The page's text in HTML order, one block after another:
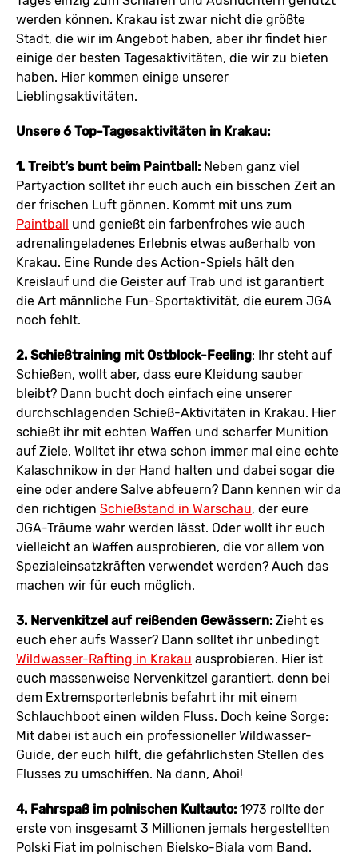
werden können. Krakau ist zwar nicht die größte
Stadt, die wir im Angebot haben, aber ihr findet hier
einige der besten Tagesaktivitäten, die wir zu bieten
haben. Hier kommen einige unserer
Lieblingsaktivitäten.
Unsere 6 Top-Tagesaktivitäten in Krakau:
1. Treibt’s bunt beim Paintball: Neben ganz viel
Partyaction solltet ihr euch auch ein bisschen Zeit an
der frischen Luft gönnen. Kommt mit uns zum
Paintball und genießt ein farbenfrohes wie auch
adrenalingeladenes Erlebnis etwas außerhalb von
Krakau. Eine Runde des Action-Spiels hält den
Kreislauf und die Geister auf Trab und ist garantiert
die Art männliche Fun-Sportaktivität, die eurem JGA
noch fehlt.
2. Schießtraining mit Ostblock-Feeling: Ihr steht auf
Schießen, wollt aber, dass eure Kleidung sauber
bleibt? Dann bucht doch einfach eine unserer
durchschlagenden Schieß-Aktivitäten in Krakau. Hier
schießt ihr mit echten Waffen und scharfer Munition
auf Ziele. Wolltet ihr etwa schon immer mal eine echte
Kalaschnikow in der Hand halten und dabei sogar die
eine oder andere Salve abfeuern? Dann kennen wir da
den richtigen Schießstand in Warschau, der eure
JGA-Träume wahr werden lässt. Oder wollt ihr euch
vielleicht an Waffen ausprobieren, die vor allem von
Spezialeinsatzkräften verwendet werden? Auch das
machen wir für euch möglich.
3. Nervenkitzel auf reißenden Gewässern: Zieht es
euch eher aufs Wasser? Dann solltet ihr unbedingt
Wildwasser-Rafting in Krakau ausprobieren. Hier ist
euch massenweise Nervenkitzel garantiert, denn bei
dem Extremsporterlebnis befahrt ihr mit einem
Schlauchboot einen wilden Fluss. Doch keine Sorge:
Mit dabei ist auch ein professioneller Wildwasser-
Guide, der euch hilft, die gefährlichsten Stellen des
Flusses zu umschiffen. Na dann, Ahoi!
4. Fahrspaß im polnischen Kultauto: 1973 rollte der
erste von insgesamt 3 Millionen jemals hergestellten
Polski Fiat im polnischen Bielsko-Biala vom Band.